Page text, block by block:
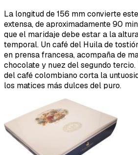
La longitud de 156 mm convierte
extensa, de aproximadamente 90
que el maridaje debe estar a la
temporal. Un café del Huila de
en prensa francesa, acompaña de
chocolate y nuez del segundo
del café colombiano corta la
los matices más dulces del puro.